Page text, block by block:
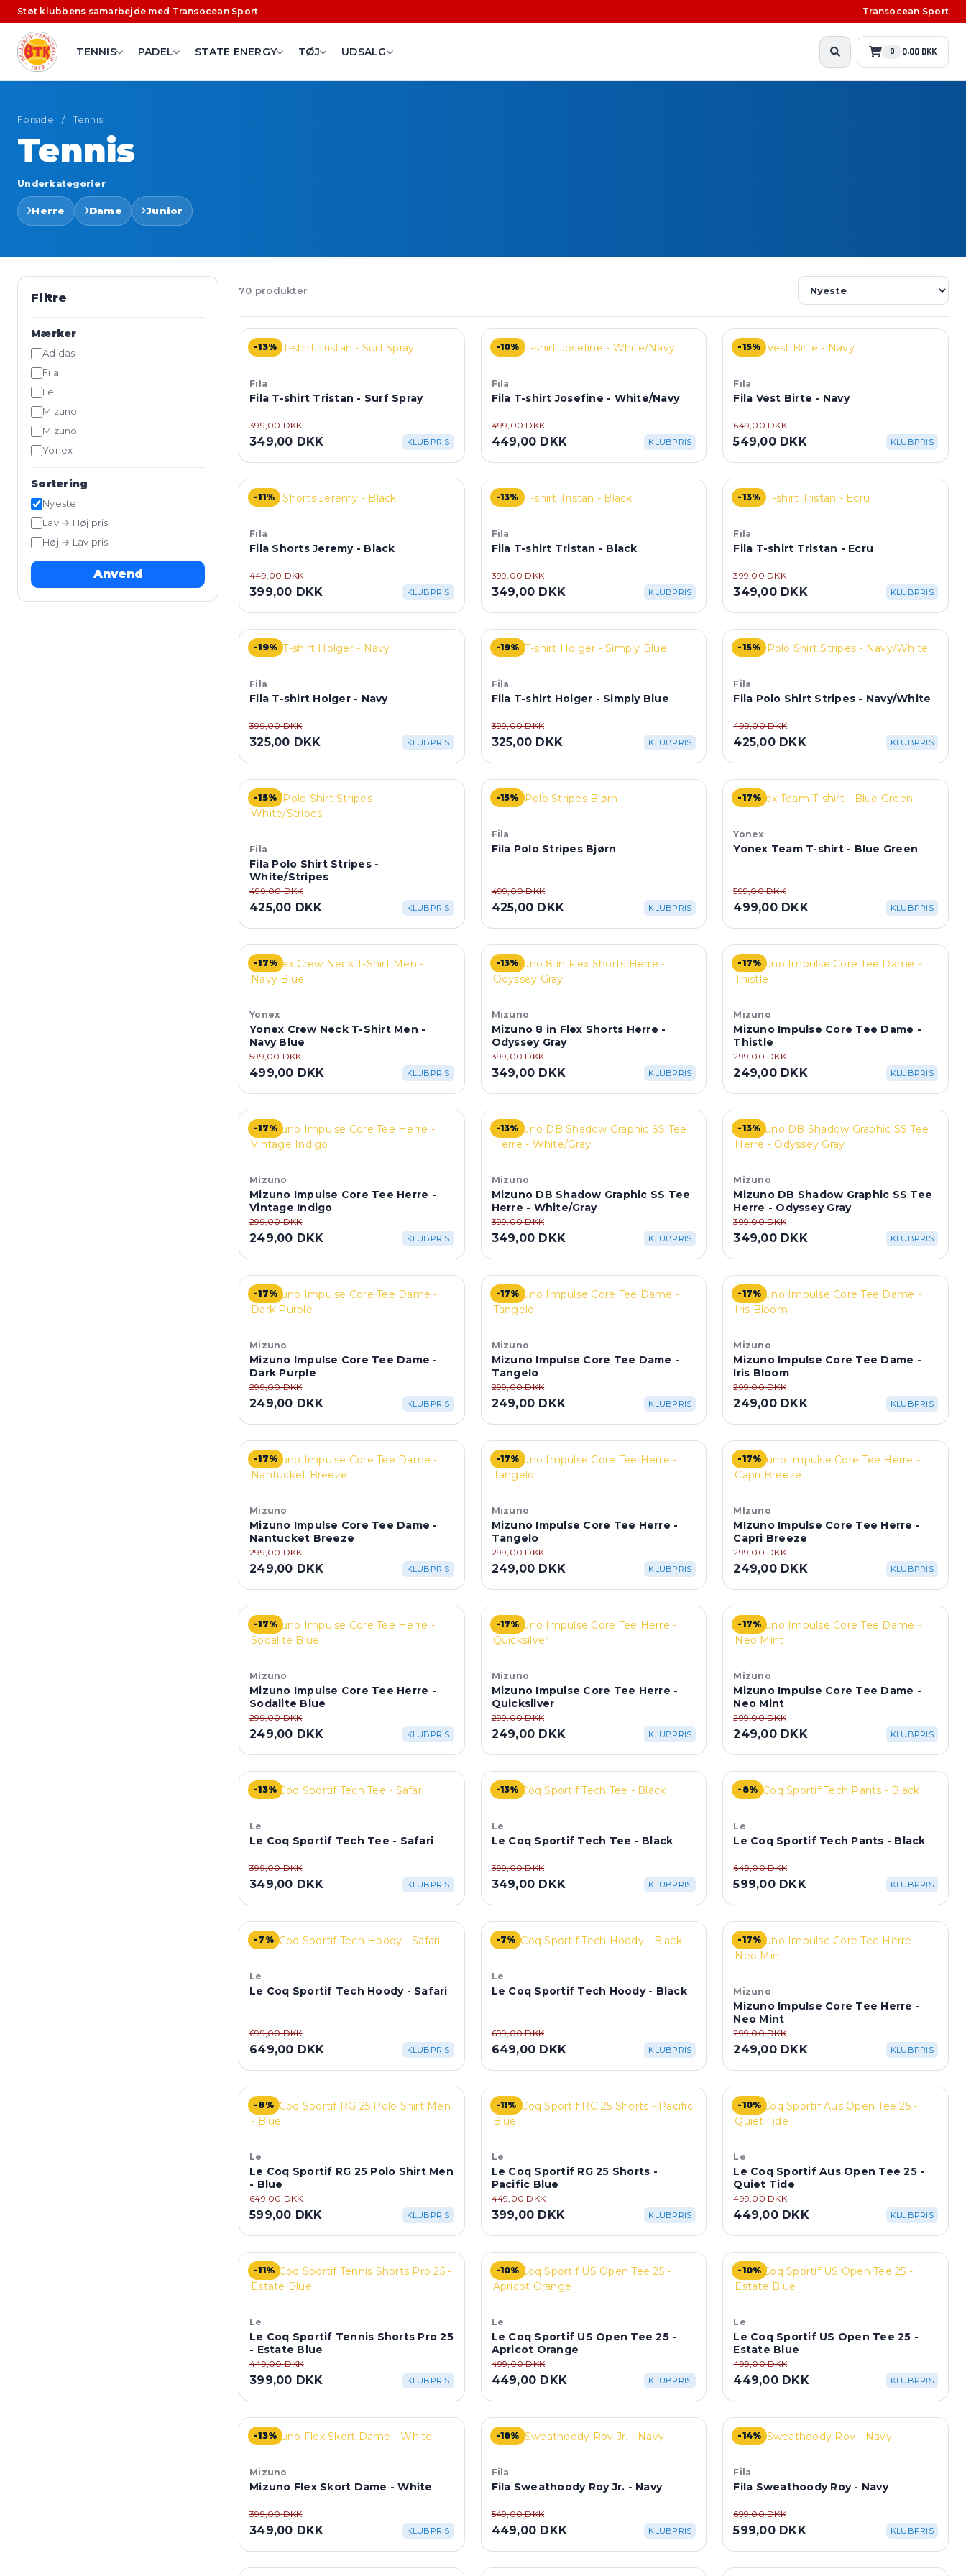
Støt klubbens samarbejde med Transocean Sport Transocean Sport
TENNIS PADEL STATE ENERGY TØJ UDSALG 0 0,00 DKK
Forside / Tennis
Tennis
Underkategorier
Herre Dame Junior
Filtre
Mærker
Adidas
Fila
Le
Mizuno
MIzuno
Yonex
Sortering
Nyeste
Lav → Høj pris
Høj → Lav pris
Anvend
70 produkter
-13%
Fila
Fila T-shirt Tristan - Surf Spray
399,00 DKK
349,00 DKK KLUBPRIS
-10%
Fila
Fila T-shirt Josefine - White/Navy
499,00 DKK
449,00 DKK KLUBPRIS
-15%
Fila
Fila Vest Birte - Navy
649,00 DKK
549,00 DKK KLUBPRIS
-11%
Fila
Fila Shorts Jeremy - Black
449,00 DKK
399,00 DKK KLUBPRIS
-13%
Fila
Fila T-shirt Tristan - Black
399,00 DKK
349,00 DKK KLUBPRIS
-13%
Fila
Fila T-shirt Tristan - Ecru
399,00 DKK
349,00 DKK KLUBPRIS
-19%
Fila
Fila T-shirt Holger - Navy
399,00 DKK
325,00 DKK KLUBPRIS
-19%
Fila
Fila T-shirt Holger - Simply Blue
399,00 DKK
325,00 DKK KLUBPRIS
-15%
Fila
Fila Polo Shirt Stripes - Navy/White
499,00 DKK
425,00 DKK KLUBPRIS
-15%
Fila
Fila Polo Shirt Stripes -
White/Stripes
499,00 DKK
425,00 DKK KLUBPRIS
-15%
Fila
Fila Polo Stripes Bjørn
499,00 DKK
425,00 DKK KLUBPRIS
-17%
Yonex
Yonex Team T-shirt - Blue Green
599,00 DKK
499,00 DKK KLUBPRIS
-17%
Yonex
Yonex Crew Neck T-Shirt Men -
Navy Blue
599,00 DKK
499,00 DKK KLUBPRIS
-13%
Mizuno
Mizuno 8 in Flex Shorts Herre -
Odyssey Gray
399,00 DKK
349,00 DKK KLUBPRIS
-17%
Mizuno
Mizuno Impulse Core Tee Dame -
Thistle
299,00 DKK
249,00 DKK KLUBPRIS
-17%
Mizuno
Mizuno Impulse Core Tee Herre -
Vintage Indigo
299,00 DKK
249,00 DKK KLUBPRIS
-13%
Mizuno
Mizuno DB Shadow Graphic SS Tee
Herre - White/Gray
399,00 DKK
349,00 DKK KLUBPRIS
-13%
Mizuno
Mizuno DB Shadow Graphic SS Tee
Herre - Odyssey Gray
399,00 DKK
349,00 DKK KLUBPRIS
-17%
Mizuno
Mizuno Impulse Core Tee Dame -
Dark Purple
299,00 DKK
249,00 DKK KLUBPRIS
-17%
Mizuno
Mizuno Impulse Core Tee Dame -
Tangelo
299,00 DKK
249,00 DKK KLUBPRIS
-17%
Mizuno
Mizuno Impulse Core Tee Dame -
Iris Bloom
299,00 DKK
249,00 DKK KLUBPRIS
-17%
Mizuno
Mizuno Impulse Core Tee Dame -
Nantucket Breeze
299,00 DKK
249,00 DKK KLUBPRIS
-17%
Mizuno
Mizuno Impulse Core Tee Herre -
Tangelo
299,00 DKK
249,00 DKK KLUBPRIS
-17%
MIzuno
MIzuno Impulse Core Tee Herre -
Capri Breeze
299,00 DKK
249,00 DKK KLUBPRIS
-17%
Mizuno
Mizuno Impulse Core Tee Herre -
Sodalite Blue
299,00 DKK
249,00 DKK KLUBPRIS
-17%
Mizuno
Mizuno Impulse Core Tee Herre -
Quicksilver
299,00 DKK
249,00 DKK KLUBPRIS
-17%
Mizuno
Mizuno Impulse Core Tee Dame -
Neo Mint
299,00 DKK
249,00 DKK KLUBPRIS
-13%
Le
Le Coq Sportif Tech Tee - Safari
399,00 DKK
349,00 DKK KLUBPRIS
-13%
Le
Le Coq Sportif Tech Tee - Black
399,00 DKK
349,00 DKK KLUBPRIS
-8%
Le
Le Coq Sportif Tech Pants - Black
649,00 DKK
599,00 DKK KLUBPRIS
-7%
Le
Le Coq Sportif Tech Hoody - Safari
699,00 DKK
649,00 DKK KLUBPRIS
-7%
Le
Le Coq Sportif Tech Hoody - Black
699,00 DKK
649,00 DKK KLUBPRIS
-17%
Mizuno
Mizuno Impulse Core Tee Herre -
Neo Mint
299,00 DKK
249,00 DKK KLUBPRIS
-8%
Le
Le Coq Sportif RG 25 Polo Shirt Men
- Blue
649,00 DKK
599,00 DKK KLUBPRIS
-11%
Le
Le Coq Sportif RG 25 Shorts -
Pacific Blue
449,00 DKK
399,00 DKK KLUBPRIS
-10%
Le
Le Coq Sportif Aus Open Tee 25 -
Quiet Tide
499,00 DKK
449,00 DKK KLUBPRIS
-11%
Le
Le Coq Sportif Tennis Shorts Pro 25
- Estate Blue
449,00 DKK
399,00 DKK KLUBPRIS
-10%
Le
Le Coq Sportif US Open Tee 25 -
Apricot Orange
499,00 DKK
449,00 DKK KLUBPRIS
-10%
Le
Le Coq Sportif US Open Tee 25 -
Estate Blue
499,00 DKK
449,00 DKK KLUBPRIS
-13%
Mizuno
Mizuno Flex Skort Dame - White
399,00 DKK
349,00 DKK KLUBPRIS
-18%
Fila
Fila Sweathoody Roy Jr. - Navy
549,00 DKK
449,00 DKK KLUBPRIS
-14%
Fila
Fila Sweathoody Roy - Navy
699,00 DKK
599,00 DKK KLUBPRIS